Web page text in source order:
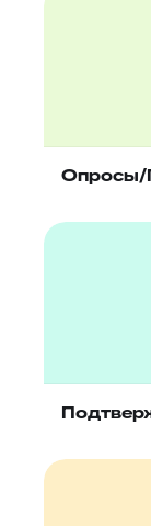
Опросы/